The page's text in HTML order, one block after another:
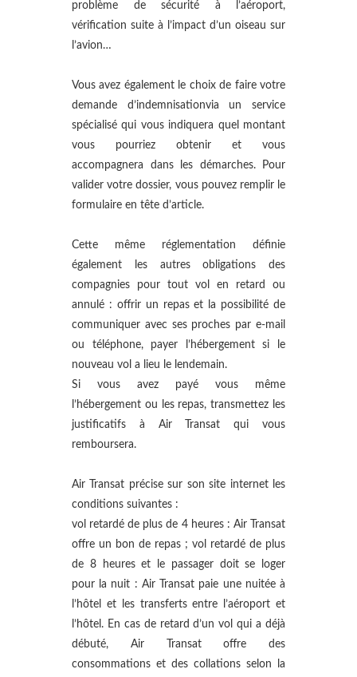
problème de sécurité à l’aéroport,
vérification suite à l’impact d’un oiseau sur
l’avion…
Vous avez également le choix de faire votre
demande d’indemnisationvia un service
spécialisé qui vous indiquera quel montant
vous pourriez obtenir et vous
accompagnera dans les démarches. Pour
valider votre dossier, vous pouvez remplir le
formulaire en tête d’article.
Cette même réglementation définie
également les autres obligations des
compagnies pour tout vol en retard ou
annulé : offrir un repas et la possibilité de
communiquer avec ses proches par e-mail
ou téléphone, payer l’hébergement si le
nouveau vol a lieu le lendemain.
Si vous avez payé vous même
l’hébergement ou les repas, transmettez les
justificatifs à Air Transat qui vous
remboursera.
Air Transat précise sur son site internet les
conditions suivantes :
vol retardé de plus de 4 heures : Air Transat
offre un bon de repas ; vol retardé de plus
de 8 heures et le passager doit se loger
pour la nuit : Air Transat paie une nuitée à
l’hôtel et les transferts entre l’aéroport et
l’hôtel. En cas de retard d’un vol qui a déjà
débuté, Air Transat offre des
consommations et des collations selon la